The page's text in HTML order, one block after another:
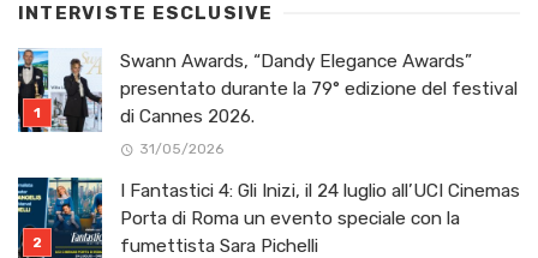
INTERVISTE ESCLUSIVE
Swann Awards, “Dandy Elegance Awards”
presentato durante la 79° edizione del festival
di Cannes 2026.
31/05/2026
I Fantastici 4: Gli Inizi, il 24 luglio all’UCI Cinemas
Porta di Roma un evento speciale con la
fumettista Sara Pichelli